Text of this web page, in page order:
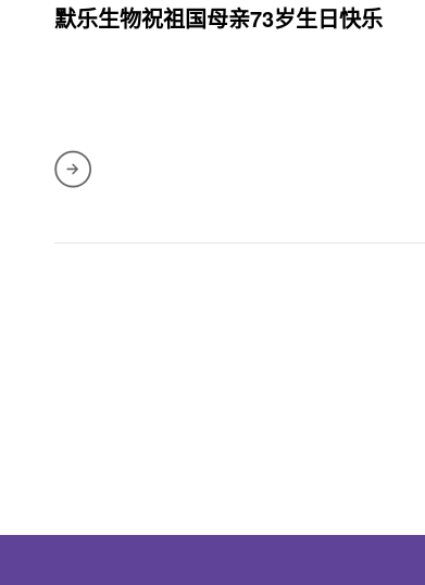
默乐生物祝祖国母亲73岁生日快乐